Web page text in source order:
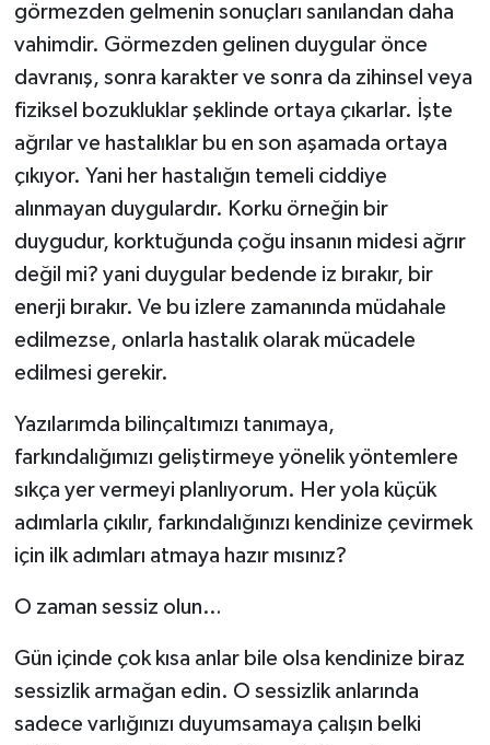
görmezden gelmenin sonuçları sanılandan daha
vahimdir. Görmezden gelinen duygular önce
davranış, sonra karakter ve sonra da zihinsel veya
fiziksel bozukluklar şeklinde ortaya çıkarlar. İşte
ağrılar ve hastalıklar bu en son aşamada ortaya
çıkıyor. Yani her hastalığın temeli ciddiye
alınmayan duygulardır. Korku örneğin bir
duygudur, korktuğunda çoğu insanın midesi ağrır
değil mi? yani duygular bedende iz bırakır, bir
enerji bırakır. Ve bu izlere zamanında müdahale
edilmezse, onlarla hastalık olarak mücadele
edilmesi gerekir.
Yazılarımda bilinçaltımızı tanımaya,
farkındalığımızı geliştirmeye yönelik yöntemlere
sıkça yer vermeyi planlıyorum. Her yola küçük
adımlarla çıkılır, farkındalığınızı kendinize çevirmek
için ilk adımları atmaya hazır mısınız?
O zaman sessiz olun…
Gün içinde çok kısa anlar bile olsa kendinize biraz
sessizlik armağan edin. O sessizlik anlarında
sadece varlığınızı duyumsamaya çalışın belki